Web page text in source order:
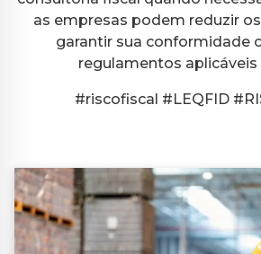
as empresas podem reduzir
garantir sua conformidade
regulamentos aplicáveis
#riscofiscal #LEQFID